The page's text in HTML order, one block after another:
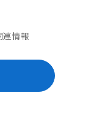
連情報